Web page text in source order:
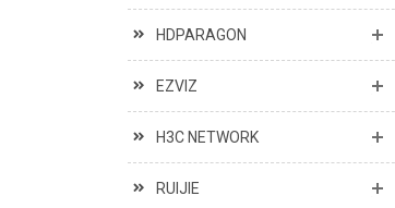
HDPARAGON
EZVIZ
H3C NETWORK
RUIJIE